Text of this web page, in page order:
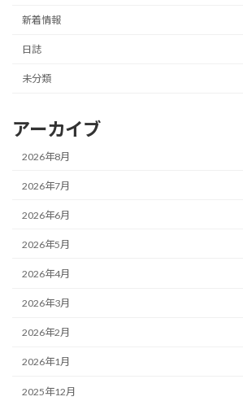
新着情報
日誌
未分類
アーカイブ
2026年8月
2026年7月
2026年6月
2026年5月
2026年4月
2026年3月
2026年2月
2026年1月
2025年12月